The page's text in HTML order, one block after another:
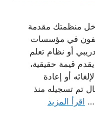
منظمتك مقدمة
في مؤسسات
أو نظام تعلم
قيمة حقيقية،
أو إعادة
تم تسجيله منذ
… اقرأ المزيد